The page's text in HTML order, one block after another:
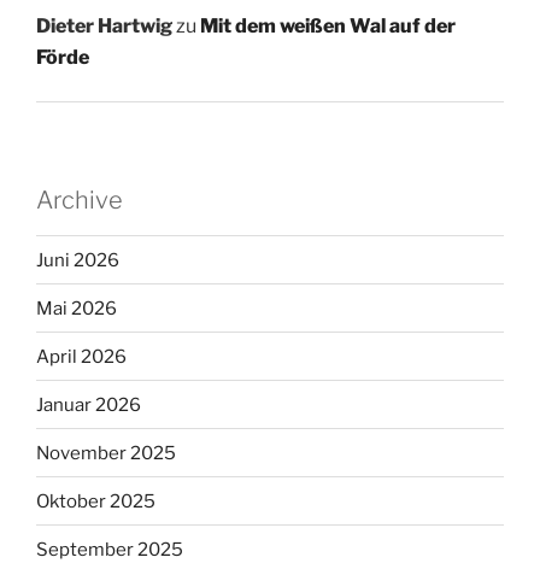
Dieter Hartwigzu Mit dem weißen Wal auf der
Förde
Archive
Juni 2026
Mai 2026
April 2026
Januar 2026
November 2025
Oktober 2025
September 2025